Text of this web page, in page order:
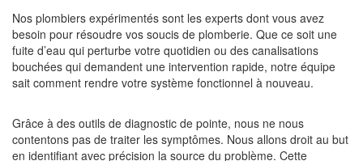
Nos plombiers expérimentés sont les experts dont vous avez
besoin pour résoudre vos soucis de plomberie. Que ce soit une
fuite d’eau qui perturbe votre quotidien ou des canalisations
bouchées qui demandent une intervention rapide, notre équipe
sait comment rendre votre système fonctionnel à nouveau.
Grâce à des outils de diagnostic de pointe, nous ne nous
contentons pas de traiter les symptômes. Nous allons droit au but
en identifiant avec précision la source du problème. Cette